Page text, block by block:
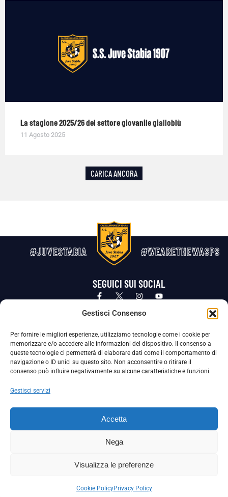
Gestisci Consenso
Per fornire le migliori esperienze, utilizziamo tecnologie come i cookie per
memorizzare e/o accedere alle informazioni del dispositivo. Il consenso a
queste tecnologie ci permetterà di elaborare dati come il comportamento di
navigazione o ID unici su questo sito. Non acconsentire o ritirare il
consenso può influire negativamente su alcune caratteristiche e funzioni.
Gestisci servizi
Accetta
Nega
Visualizza le preferenze
Cookie PolicyPrivacy Policy
La stagione 2025/26 del settore giovanile gialloblù
11 Agosto 2025
CARICA ANCORA
#JUVESTABIA #WEARETHEWASPS
SEGUICI SUI SOCIAL
Privacy Policy Cookie Policy
La Società ha nominato il Responsabile della Protezione dei Dati Personali (DPO), figura specializzata che vigila sulle modalità
adottate dalla nostra Società per tutelare i Suoi dati personali.
Per contattare il DPO può scrivere a
La Società ha inoltre adottato un proprio Codice Etico, consultabile al seguente link:
Scarica il Codice Etico
Copyright © 2024 – S.S. JUVE STABIA 1907 | P.IVA: 04246411211 | Tutti i diritti sono riservati | Made with